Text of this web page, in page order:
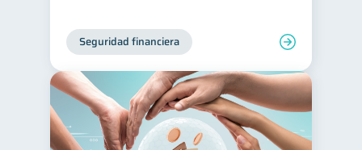
Seguridad financiera